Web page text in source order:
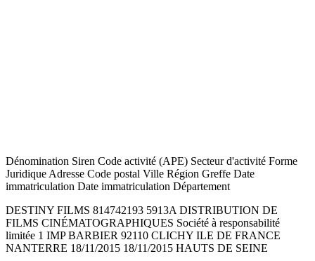
Dénomination Siren Code activité (APE) Secteur d'activité Forme
Juridique Adresse Code postal Ville Région Greffe Date
immatriculation Date immatriculation Département
DESTINY FILMS 814742193 5913A DISTRIBUTION DE
FILMS CINÉMATOGRAPHIQUES Société à responsabilité
limitée 1 IMP BARBIER 92110 CLICHY ILE DE FRANCE
NANTERRE 18/11/2015 18/11/2015 HAUTS DE SEINE